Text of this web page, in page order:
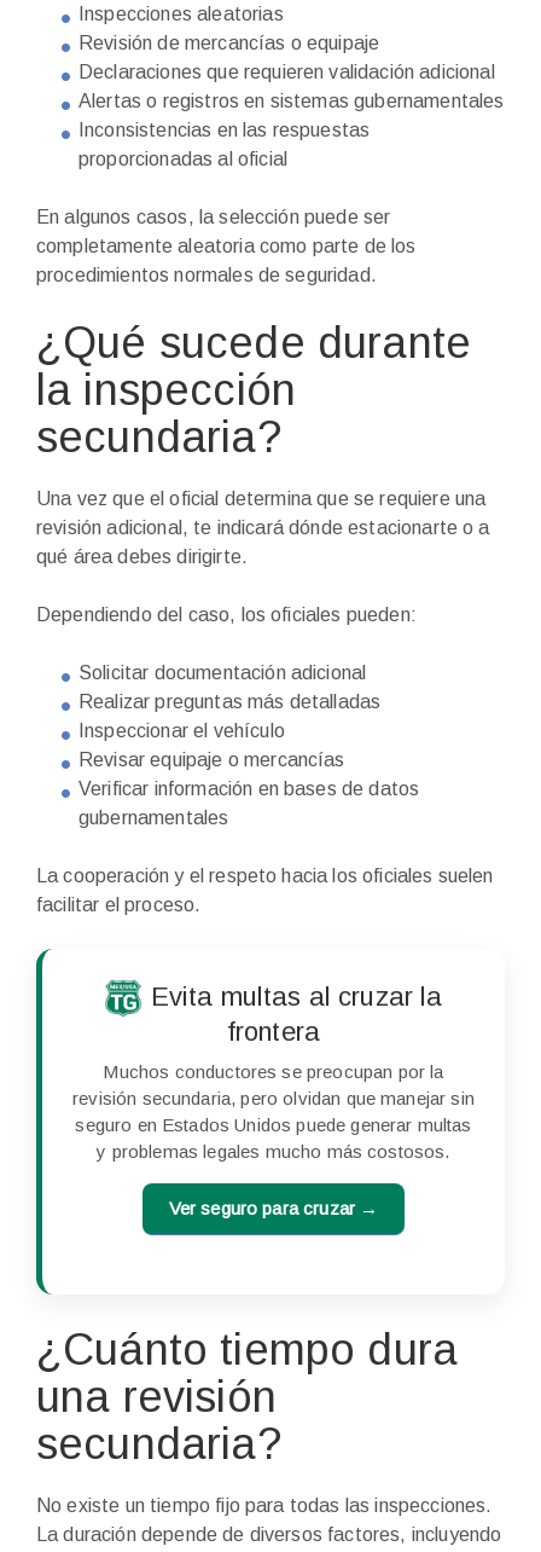
Inspecciones aleatorias
Revisión de mercancías o equipaje
Declaraciones que requieren validación adicional
Alertas o registros en sistemas gubernamentales
Inconsistencias en las respuestas
proporcionadas al oficial
En algunos casos, la selección puede ser
completamente aleatoria como parte de los
procedimientos normales de seguridad.
¿Qué sucede durante
la inspección
secundaria?
Una vez que el oficial determina que se requiere una
revisión adicional, te indicará dónde estacionarte o a
qué área debes dirigirte.
Dependiendo del caso, los oficiales pueden:
Solicitar documentación adicional
Realizar preguntas más detalladas
Inspeccionar el vehículo
Revisar equipaje o mercancías
Verificar información en bases de datos
gubernamentales
La cooperación y el respeto hacia los oficiales suelen
facilitar el proceso.
Evita multas al cruzar la
frontera
Muchos conductores se preocupan por la
revisión secundaria, pero olvidan que manejar sin
seguro en Estados Unidos puede generar multas
y problemas legales mucho más costosos.
Ver seguro para cruzar →
¿Cuánto tiempo dura
una revisión
secundaria?
No existe un tiempo fijo para todas las inspecciones.
La duración depende de diversos factores, incluyendo